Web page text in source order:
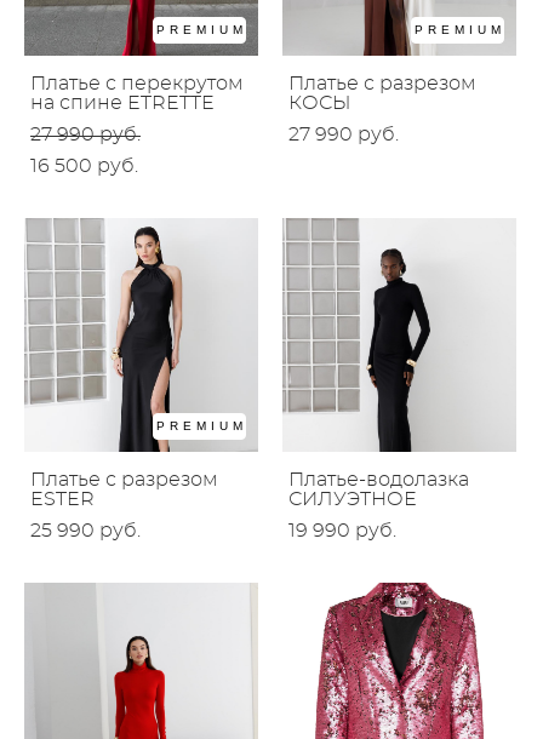
PREMIUM
Платье с перекрутом
на спине ETRETTE
27 990 pуб.
16 500 pуб.
PREMIUM
Платье с разрезом
КОСЫ
27 990 pуб.
PREMIUM
Платье с разрезом
ESTER
25 990 pуб.
Платье-водолазка
СИЛУЭТНОЕ
19 990 pуб.